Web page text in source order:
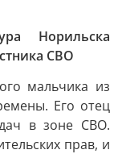
Норильска
СВО
мальчика из
Его отец
в зоне СВО.
прав, и